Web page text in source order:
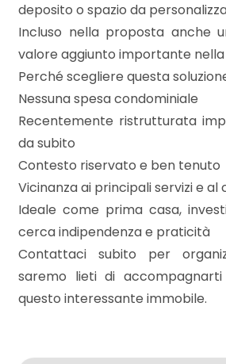
deposito o spazio da
Incluso nella proposta anche
valore aggiunto importante nella
Perché scegliere questa
Nessuna spesa condominiale
Recentemente ristrutturata
da subito
Contesto riservato e ben tenuto
Vicinanza ai principali servizi e
Ideale come prima casa,
cerca indipendenza e praticità
Contattaci subito per
saremo lieti di
questo interessante immobile.
3
4
5
5+
Bagni
minimi
Qualsiasi